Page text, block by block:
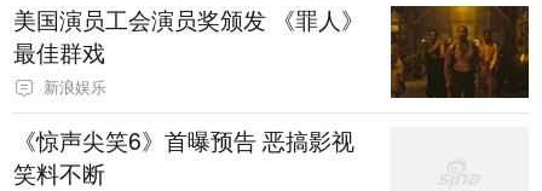
美国演员工会演员奖颁发 《罪人》
最佳群戏
新浪娱乐
《惊声尖笑6》首曝预告 恶搞影视
笑料不断